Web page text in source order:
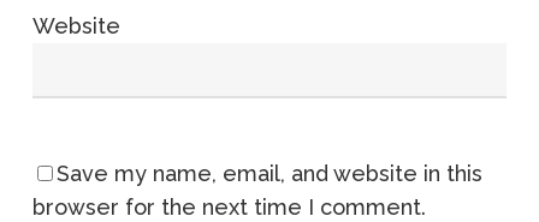
Website
Save my name, email, and website in this
browser for the next time I comment.